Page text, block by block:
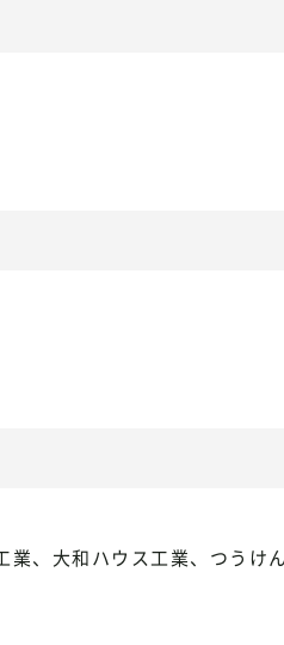
、大和ハウス工業、つうけ